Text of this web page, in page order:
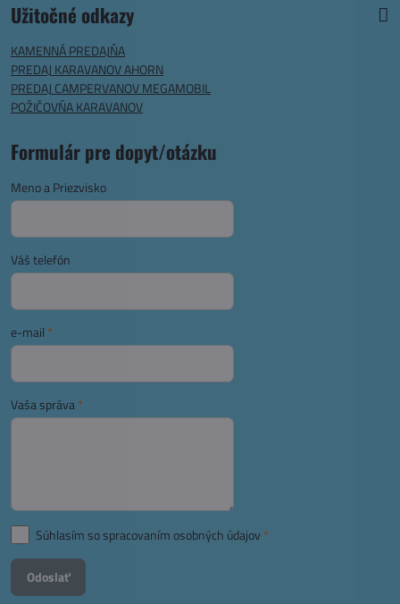
Užitočné odkazy
KAMENNÁ PREDAJŇA
PREDAJ KARAVANOV AHORN
PREDAJ CAMPERVANOV MEGAMOBIL
POŽIČOVŇA KARAVANOV
Formulár pre dopyt/otázku
Meno a Priezvisko
Váš telefón
e-mail *
Vaša správa*
Súhlasím so spracovaním osobných údajov *
Odoslať